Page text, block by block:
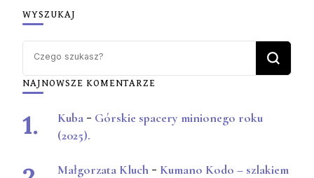
WYSZUKAJ
czegoś?
NAJNOWSZE KOMENTARZE
Kuba - Górskie spacery minionego roku
(2025).
Małgorzata Kluch - Kumano Kodo – szlakiem